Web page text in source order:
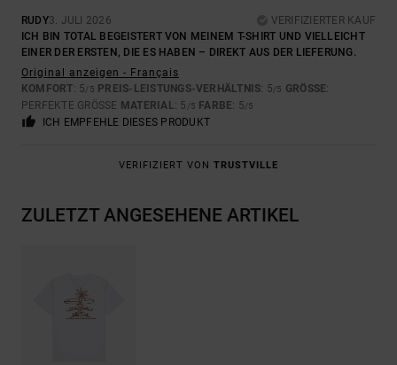
RUDY3. JULI 2026
VERIFIZIERTER KAUF
ICH BIN TOTAL BEGEISTERT VON MEINEM T-SHIRT UND VIELLEICHT
EINER DER ERSTEN, DIE ES HABEN – DIREKT AUS DER LIEFERUNG.
Original anzeigen - Français
KOMFORT: 5/5 PREIS-LEISTUNGS-VERHÄLTNIS: 5/5 GRÖSSE :
PERFEKTE GRÖSSE MATERIAL: 5 /5 FARBE: 5/5
ICH EMPFEHLE DIESES PRODUKT
VERIFIZIERT VON TRUSTVILLE
ZULETZT ANGESEHENE ARTIKEL